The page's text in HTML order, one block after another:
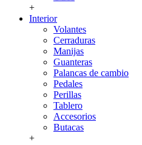
+
Interior
Volantes
Cerraduras
Manijas
Guanteras
Palancas de cambio
Pedales
Perillas
Tablero
Accesorios
Butacas
+